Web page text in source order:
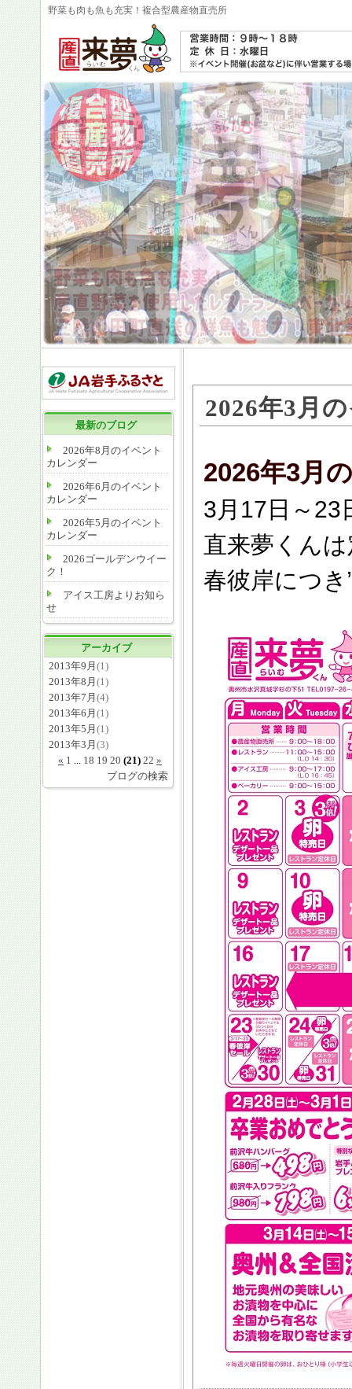
野菜も肉も魚も充実！複合型農産物直売所
最新のブログ
2026年8月のイベント
カレンダー
2026年6月のイベント
カレンダー
2026年5月のイベント
カレンダー
2026ゴールデンウイー
ク！
アイス工房よりお知ら
せ
アーカイブ
2013年9月 (1)
2013年8月 (1)
2013年7月 (4)
2013年6月 (1)
2013年5月 (1)
2013年3月 (3)
« 1 ... 18 19 20 (21) 22 »
ブログの検索
2026年3月
2026年3月
3月17日～23
直来夢くん
春彼岸につ